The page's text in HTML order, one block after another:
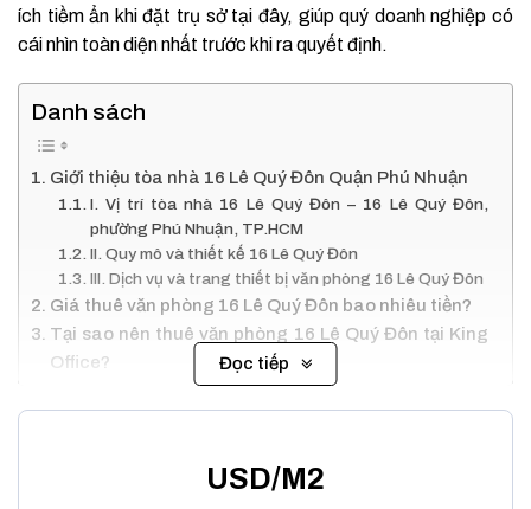
ích tiềm ẩn khi đặt trụ sở tại đây, giúp quý doanh nghiệp có
cái nhìn toàn diện nhất trước khi ra quyết định.
Danh sách
Giới thiệu tòa nhà 16 Lê Quý Đôn Quận Phú Nhuận
I. Vị trí tòa nhà 16 Lê Quý Đôn – 16 Lê Quý Đôn,
phường Phú Nhuận, TP.HCM
II. Quy mô và thiết kế 16 Lê Quý Đôn
III. Dịch vụ và trang thiết bị văn phòng 16 Lê Quý Đôn
Giá thuê văn phòng 16 Lê Quý Đôn bao nhiêu tiền?
Tại sao nên thuê văn phòng 16 Lê Quý Đôn tại King
Office?
Giới thiệu tòa nhà 16 Lê Quý Đôn
Quận Phú Nhuận
Đọc tiếp
USD/M2